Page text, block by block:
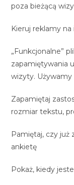
poza bieżącą
Kieruj reklamy
„Funkcjonalne”
zapamiętywania
wizyty. Używamy
Zapamiętaj
rozmiar tekstu,
Pamiętaj, czy już
ankietę
Pokaż, kiedy